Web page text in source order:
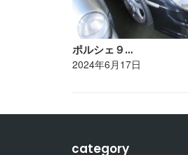
ポルシェ９…
2024年6月17日
category